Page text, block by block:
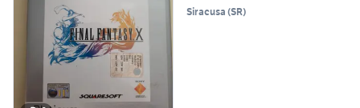
Siracusa (SR)